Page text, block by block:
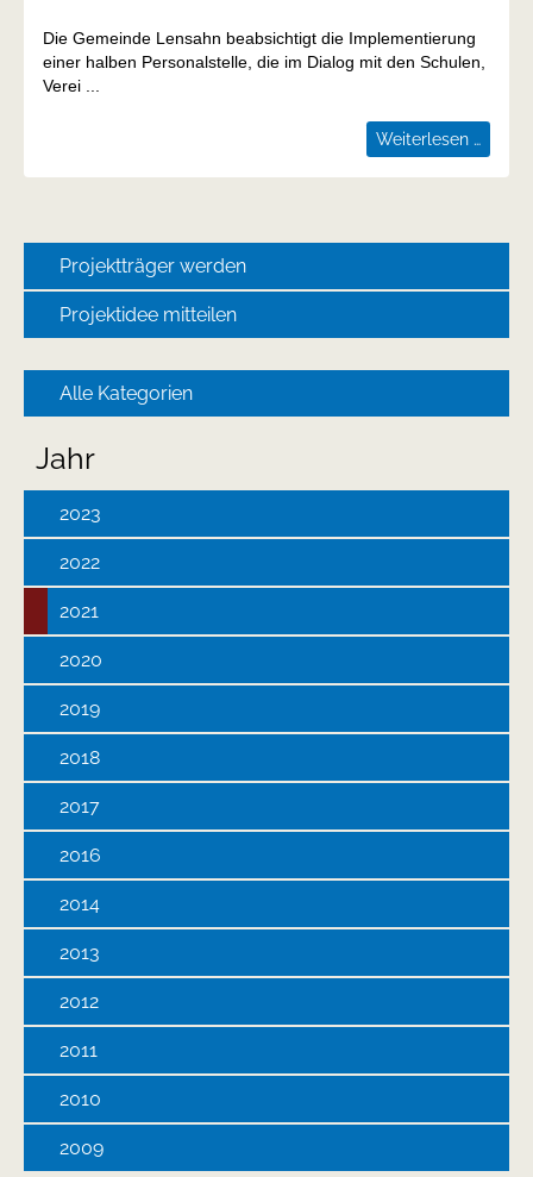
Die Gemeinde Lensahn beabsichtigt die Implementierung
einer halben Personalstelle, die im Dialog mit den Schulen,
Verei ...
Weiterlesen …
Navigation
überspringen
Projektträger werden
Projektidee mitteilen
Alle Kategorien
Jahr
2023
2022
2021
2020
2019
2018
2017
2016
2014
2013
2012
2011
2010
2009